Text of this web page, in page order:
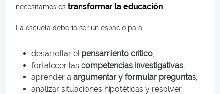
necesitamos es transformar la educación
La escuela debería ser un espacio para:
desarrollar el pensamiento crítico
fortalecer las competencias investigativas
aprender a argumentar y formular preguntas
analizar situaciones hipotéticas y resolver